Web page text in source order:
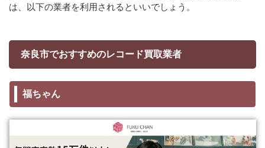
は、以下の業者を利用されるといいでしょう。
奈良市でおすすめのレコード買取業者
福ちゃん